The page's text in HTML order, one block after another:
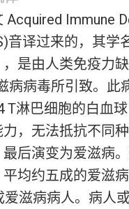
Acquired Immune
音译过来的，其学
是由人类免疫力
病病毒所引致。此
T淋巴细胞的白血
，无法抵抗不同
后演变为爱滋病
均约五成的爱滋
滋病病人。病人